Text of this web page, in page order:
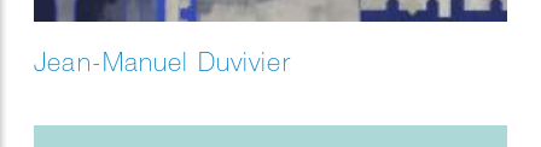
Jean-Manuel Duvivier